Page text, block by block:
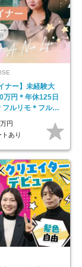
ナー】未経験大
万円＊年休125日
フルリモ＊フルフ
円
あり